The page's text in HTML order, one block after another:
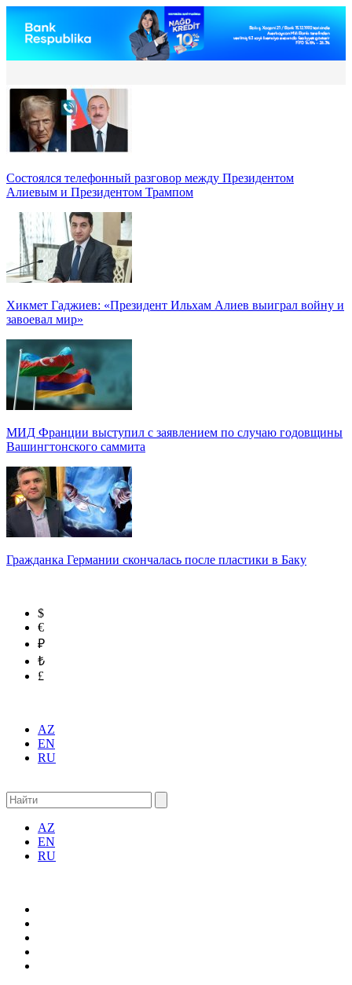
Состоялся телефонный разговор между Президентом
Алиевым и Президентом Трампом
Хикмет Гаджиев: «Президент Ильхам Алиев выиграл войну и
завоевал мир»
МИД Франции выступил с заявлением по случаю годовщины
Вашингтонского саммита
Гражданка Германии скончалась после пластики в Баку
$
€
₽
₺
£
AZ
EN
RU
AZ
EN
RU